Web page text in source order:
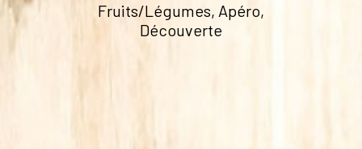
Fruits/Légumes, Apéro,
Découverte